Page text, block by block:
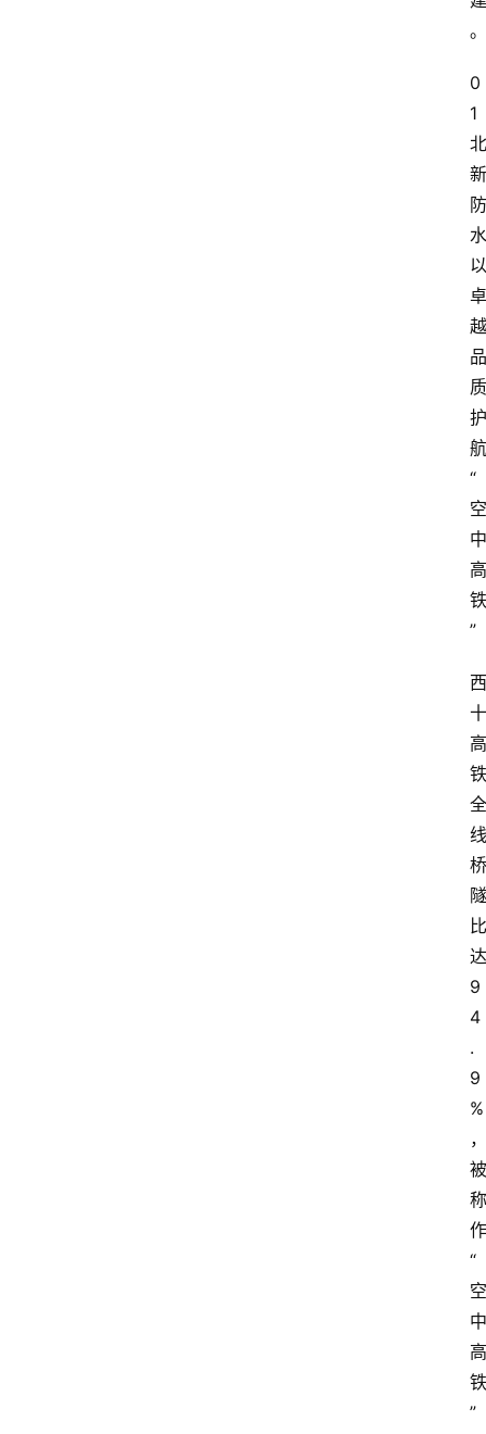
。
0
1
北
新
防
水
以
卓
越
品
质
护
航
“
空
中
高
铁
”
西
十
高
铁
全
线
桥
隧
比
达
9
4
.
9
%
，
被
称
作
“
空
中
高
铁
”